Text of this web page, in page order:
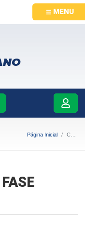
MENU
Página Inicial Covid - Vacinação